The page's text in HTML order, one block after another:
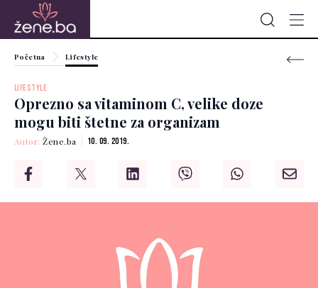
Početna Lifestyle
LIFESTYLE
Oprezno sa vitaminom C, velike doze
mogu biti štetne za organizam
Autor:Žene.ba 10. 09. 2019.